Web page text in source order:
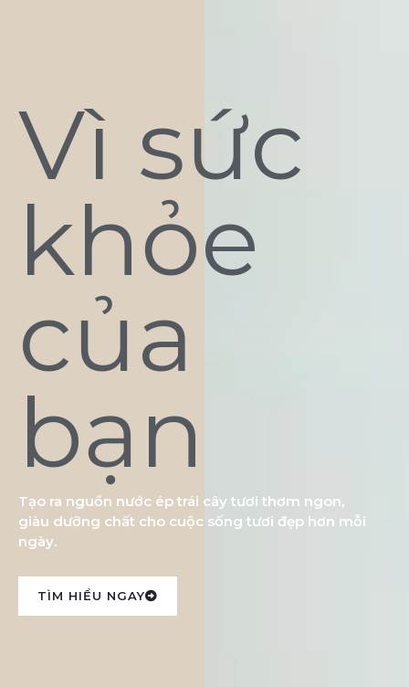
Vì sức
khỏe
của
bạn
Tạo ra nguồn nước ép trái cây tươi thơm ngon,
giàu dưỡng chất cho cuộc sống tươi đẹp hơn mỗi
ngày.
TÌM HIỂU NGAY